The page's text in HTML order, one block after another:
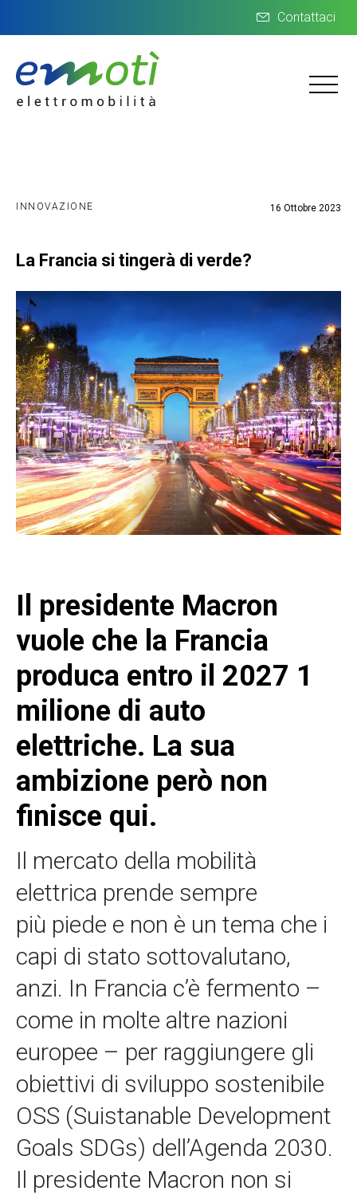
Contattaci
INNOVAZIONE 16 Ottobre 2023
La Francia si tingerà di verde?
Il presidente Macron
vuole che la Francia
produca entro il 2027 1
milione di auto
elettriche. La sua
ambizione però non
finisce qui.
Il mercato della mobilità
elettrica prende sempre
più piede e non è un tema che i
capi di stato sottovalutano,
anzi. In Francia c’è fermento –
come in molte altre nazioni
europee – per raggiungere gli
obiettivi di sviluppo sostenibile
OSS (Suistanable Development
Goals SDGs) dell’Agenda 2030.
Il presidente Macron non si